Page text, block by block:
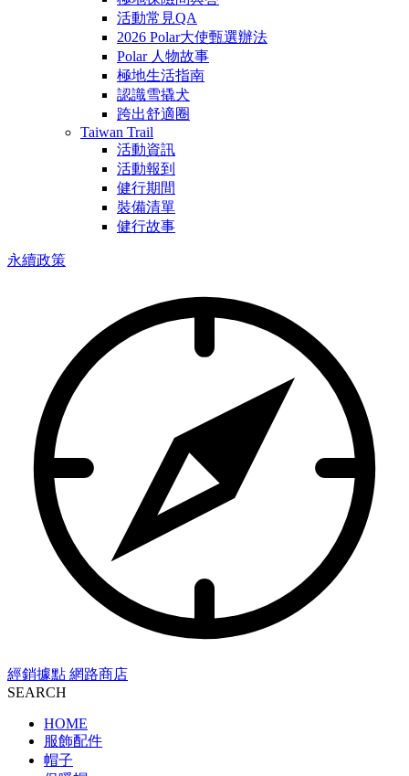
活動常見QA
2026 Polar大使甄選辦法
Polar 人物故事
極地生活指南
認識雪撬犬
跨出舒適圈
Taiwan Trail
活動資訊
活動報到
健行期間
裝備清單
健行故事
永續政策
經銷據點 網路商店
SEARCH
HOME
服飾配件
帽子